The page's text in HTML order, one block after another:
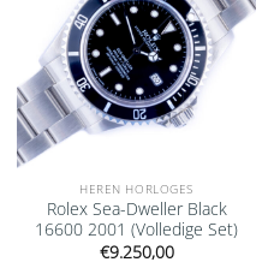
HEREN HORLOGES
Rolex Sea-Dweller Black
16600 2001 (Volledige Set)
€9.250,00